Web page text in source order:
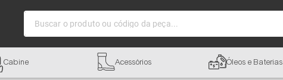
Buscar o produto ou código da peça...
Cabine Acessórios Óleos e Baterias